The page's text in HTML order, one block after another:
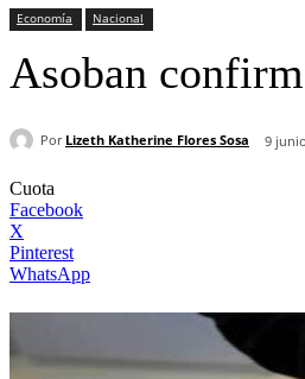
Economía Nacional
Asoban
Por Lizeth Katherine Flores Sosa 9
Cuota
Facebook
X
Pinterest
WhatsApp